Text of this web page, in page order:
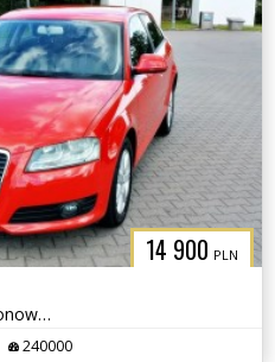
14 900 PLN
Klimatyzacja, Opony wielosezonowe, Czujniki parkowania tył
240000